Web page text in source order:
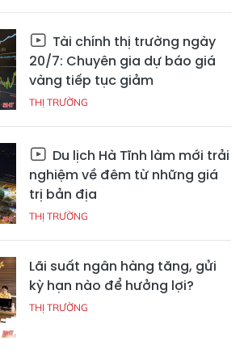
Tài chính thị trường ngày
20/7: Chuyên gia dự báo giá
vàng tiếp tục giảm
THỊ TRƯỜNG
Du lịch Hà Tĩnh làm mới trải
nghiệm về đêm từ những giá
trị bản địa
THỊ TRƯỜNG
Lãi suất ngân hàng tăng, gửi
kỳ hạn nào để hưởng lợi?
THỊ TRƯỜNG